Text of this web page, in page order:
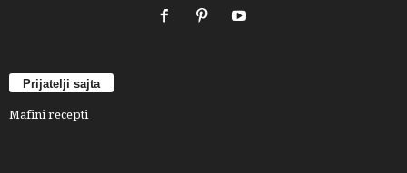
Prijatelji sajta
Mafini recepti